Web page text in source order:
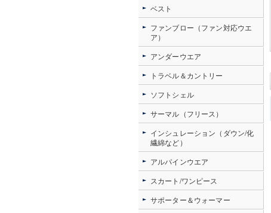
ベスト
ファンブロー（ファン対応ウエ
ア）
アンダーウエア
トラベル＆カントリー
ソフトシェル
サーマル（フリース）
インシュレーション（ダウン/化
繊綿など）
アルパインウエア
スカート/ワンピース
サポーター＆ウォーマー